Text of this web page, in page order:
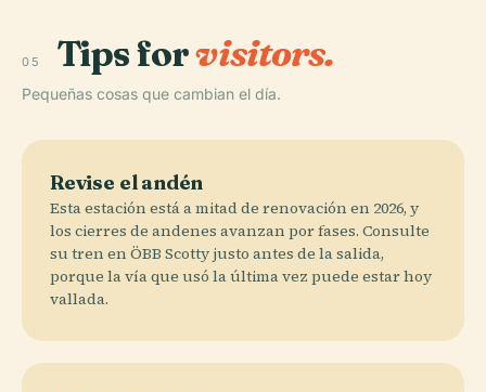
05 Tips forvisitors.
Pequeñas cosas que cambian el día.
Revise el andén
Esta estación está a mitad de renovación en 2026, y
los cierres de andenes avanzan por fases. Consulte
su tren en ÖBB Scotty justo antes de la salida,
porque la vía que usó la última vez puede estar hoy
vallada.